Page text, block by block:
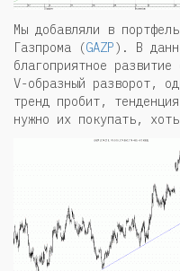
Мы добавляли в
Газпрома (GAZP). В
благоприятное
V-образный разворот,
тренд пробит,
нужно их покупать,